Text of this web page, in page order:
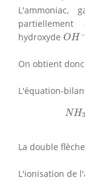
L'ammoniac,
hydroxyde OH −
OH−
On obtient
L'équation-
NH3
NH
La double
L'ionisation de